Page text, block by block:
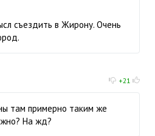
съездить в Жирону. Очень
+21
там примерно таким же
На жд?